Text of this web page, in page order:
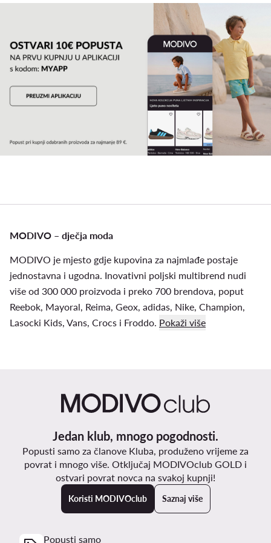
MODIVO – dječja moda
MODIVO je mjesto gdje kupovina za najmlađe postaje
jednostavna i ugodna. Inovativni poljski multibrend nudi
više od 300 000 proizvoda i preko 700 brendova, poput
Reebok, Mayoral, Reima, Geox, adidas, Nike, Champion,
Lasocki Kids, Vans, Crocs i Froddo. Pokaži više
Jedan klub, mnogo pogodnosti.
Popusti samo za članove Kluba, produženo vrijeme za
povrat i mnogo više. Otključaj MODIVOclub GOLD i
ostvari povrat novca na svakoj kupnji!
Koristi MODIVOclub Saznaj više
Popusti samo